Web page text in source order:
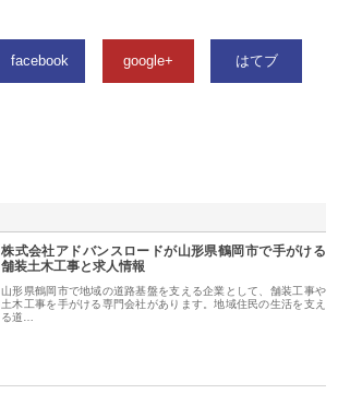
facebook google+ はてブ
株式会社アドバンスロードが山形県鶴岡市で手がける
舗装土木工事と求人情報
山形県鶴岡市で地域の道路基盤を支える企業として、舗装工事や
土木工事を手がける専門会社があります。地域住民の生活を支え
る道…